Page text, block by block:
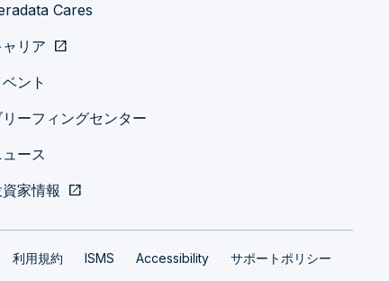
Cares
ャリア open_in_new
ント
リーフィングセンター
ース
家情報 open_in_new
利用規約 ISMS Accessibility サポートポリシー